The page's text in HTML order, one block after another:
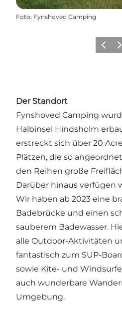
Foto: Fynshoved Camping
Zurück
Der Standort
Fynshoved Camping
Halbinsel Hindsholm
erstreckt sich über 20
Plätzen, die so
den Reihen große
Darüber hinaus verfügen
Wir haben ab 2023 eine
Badebrücke und einen
sauberem Badewasser.
alle Outdoor-Aktivitäten
fantastisch zum SUP-
sowie Kite- und
auch wunderbare
Umgebung.